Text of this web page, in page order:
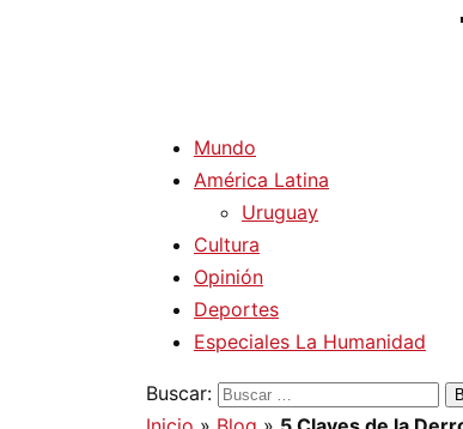
Mundo
América Latina
Uruguay
Cultura
Opinión
Deportes
Especiales La Humanidad
Buscar: